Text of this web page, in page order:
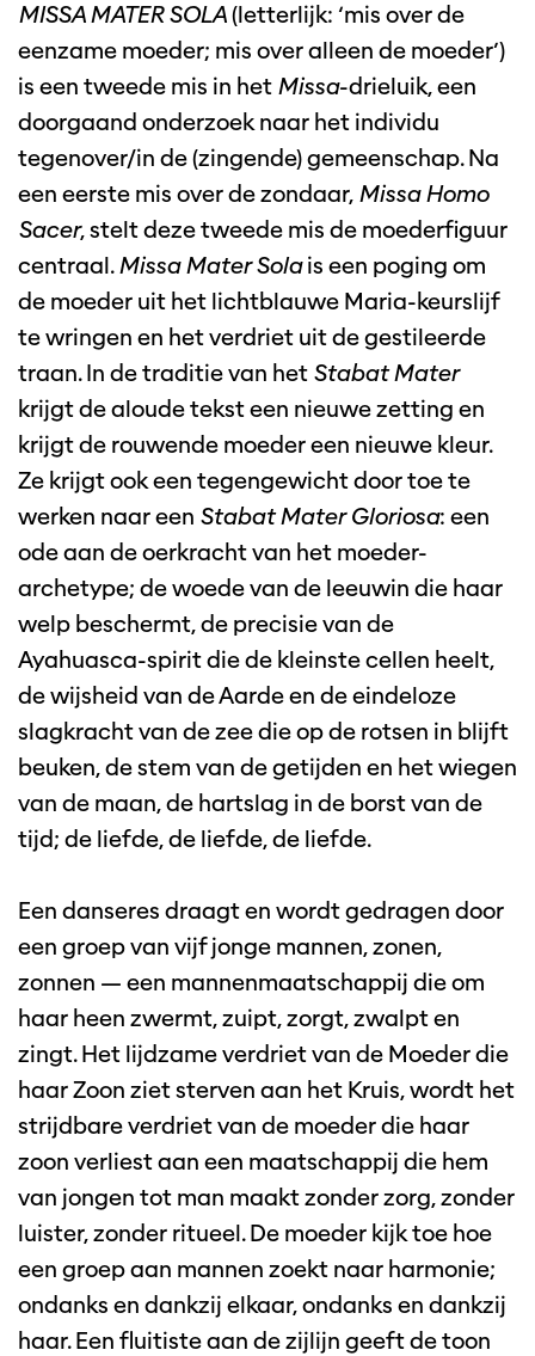
MISSA MATER SOLA(letterlijk: ‘mis over de
eenzame moeder; mis over alleen de moeder’)
is een tweede mis in het Missa-drieluik, een
doorgaand onderzoek naar het individu
tegenover/in de (zingende) gemeenschap. Na
een eerste mis over de zondaar, Missa Homo
Sacer, stelt deze tweede mis de moederfiguur
centraal.Missa Mater Solais een poging om
de moeder uit het lichtblauwe Maria-keurslijf
te wringen en het verdriet uit de gestileerde
traan. In de traditie van het Stabat Mater
krijgt de aloude tekst een nieuwe zetting en
krijgt de rouwende moeder een nieuwe kleur.
Ze krijgt ook een tegengewicht door toe te
werken naar een Stabat Mater Gloriosa: een
ode aan de oerkracht van het moeder-
archetype; de woede van de leeuwin die haar
welp beschermt, de precisie van de
Ayahuasca-spirit die de kleinste cellen heelt,
de wijsheid van de Aarde en de eindeloze
slagkracht van de zee die op de rotsen in blijft
beuken, de stem van de getijden en het wiegen
van de maan, de hartslag in de borst van de
tijd; de liefde, de liefde, de liefde.
Een danseres draagt en wordt gedragen door
een groep van vijf jonge mannen, zonen,
zonnen — een mannenmaatschappij die om
haar heen zwermt, zuipt, zorgt, zwalpt en
zingt. Het lijdzame verdriet van de Moeder die
haar Zoon ziet sterven aan het Kruis, wordt het
strijdbare verdriet van de moeder die haar
zoon verliest aan een maatschappij die hem
van jongen tot man maakt zonder zorg, zonder
luister, zonder ritueel. De moeder kijk toe hoe
een groep aan mannen zoekt naar harmonie;
ondanks en dankzij elkaar, ondanks en dankzij
haar. Een fluitiste aan de zijlijn geeft de toon